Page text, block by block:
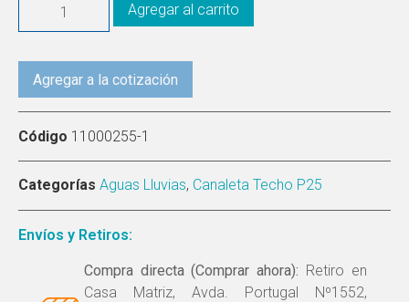
Agregar al carrito
Agregar a la cotización
Código 11000255-1
Categorías Aguas Lluvias, Canaleta Techo P25
Envíos y Retiros:
Compra directa (Comprar ahora): Retiro en
Casa Matriz, Avda. Portugal Nº1552,